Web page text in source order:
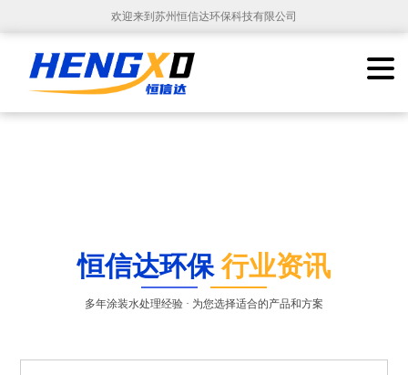
欢迎来到苏州恒信达环保科技有限公司
恒信达环保 行业资讯
多年涂装水处理经验 · 为您选择适合的产品和方案